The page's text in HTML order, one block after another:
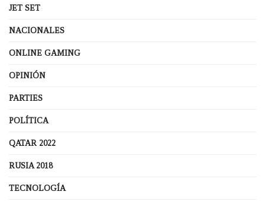
JET SET
NACIONALES
ONLINE GAMING
OPINIÓN
PARTIES
POLÍTICA
QATAR 2022
RUSIA 2018
TECNOLOGÍA